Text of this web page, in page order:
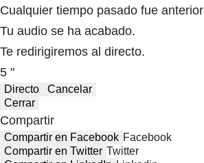
Cualquier tiempo pasado fue anterior
Tu audio se ha acabado.
Te redirigiremos al directo.
5 "
Directo
Cancelar
Cerrar
Compartir
Compartir en Facebook Facebook
Compartir en Twitter Twitter